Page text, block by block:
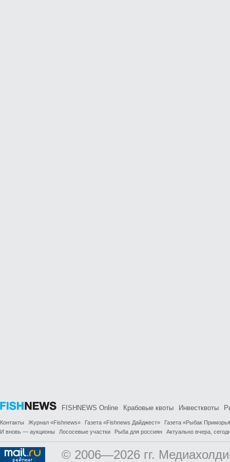
FISHNEWS Online Крабовые квоты Инвестквоты
Контакты Журнал «Fishnews» Газета «Fishnews Дайджест»
Газета «Рыбак
И вновь — аукционы
Лососевые участки Рыба для россиян Актуально вчера,
© 2006—2026 гг.